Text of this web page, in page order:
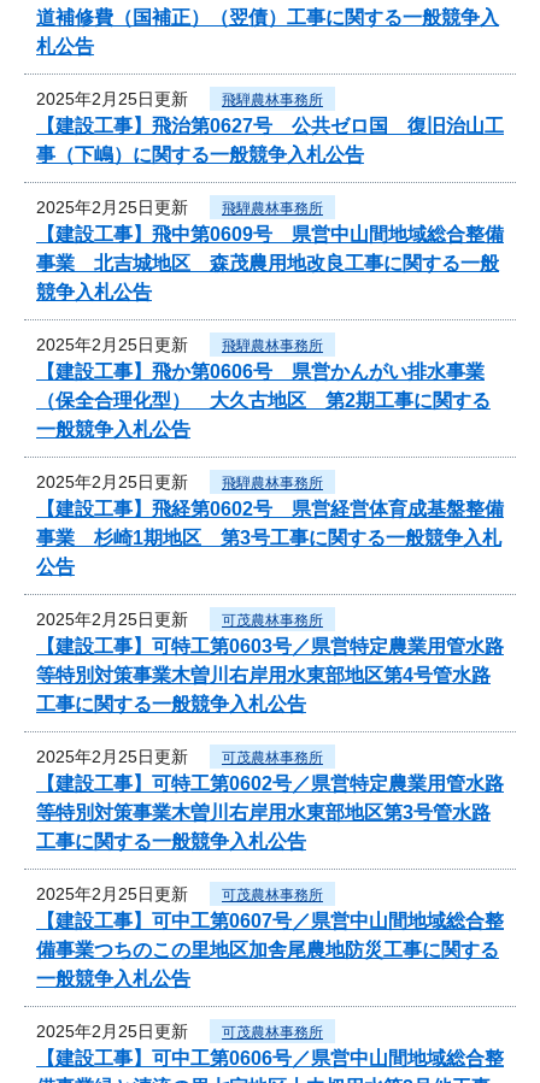
道補修費（国補正）（翌債）工事に関する一般競争入
札公告
2025年2月25日更新 飛騨農林事務所
【建設工事】飛治第0627号 公共ゼロ国 復旧治山工
事（下嶋）に関する一般競争入札公告
2025年2月25日更新 飛騨農林事務所
【建設工事】飛中第0609号 県営中山間地域総合整備
事業 北吉城地区 森茂農用地改良工事に関する一般
競争入札公告
2025年2月25日更新 飛騨農林事務所
【建設工事】飛か第0606号 県営かんがい排水事業
（保全合理化型） 大久古地区 第2期工事に関する
一般競争入札公告
2025年2月25日更新 飛騨農林事務所
【建設工事】飛経第0602号 県営経営体育成基盤整備
事業 杉崎1期地区 第3号工事に関する一般競争入札
公告
2025年2月25日更新 可茂農林事務所
【建設工事】可特工第0603号／県営特定農業用管水路
等特別対策事業木曽川右岸用水東部地区第4号管水路
工事に関する一般競争入札公告
2025年2月25日更新 可茂農林事務所
【建設工事】可特工第0602号／県営特定農業用管水路
等特別対策事業木曽川右岸用水東部地区第3号管水路
工事に関する一般競争入札公告
2025年2月25日更新 可茂農林事務所
【建設工事】可中工第0607号／県営中山間地域総合整
備事業つちのこの里地区加舎尾農地防災工事に関する
一般競争入札公告
2025年2月25日更新 可茂農林事務所
【建設工事】可中工第0606号／県営中山間地域総合整